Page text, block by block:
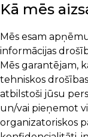
Kā mēs
Mēs esam
informācijas
Mēs garantējam,
tehniskos
atbilstoši jūsu
un/vai pieņemot
organizatoriskos